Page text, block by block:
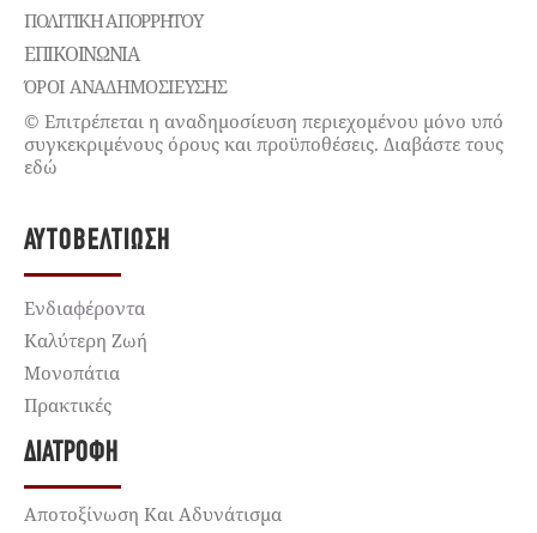
ΠΟΛΙΤΙΚΉ ΑΠΟΡΡΉΤΟΥ
ΕΠΙΚΟΙΝΩΝΊΑ
ΌΡΟΙ ΑΝΑΔΗΜΟΣΙΕΥΣΗΣ
© Επιτρέπεται η αναδημοσίευση περιεχομένου μόνο υπό
συγκεκριμένους όρους και προϋποθέσεις. Διαβάστε τους
εδώ
ΑΥΤΟΒΕΛΤΊΩΣΗ
Ενδιαφέροντα
Καλύτερη Ζωή
Μονοπάτια
Πρακτικές
ΔΙΑΤΡΟΦΉ
Αποτοξίνωση Και Αδυνάτισμα